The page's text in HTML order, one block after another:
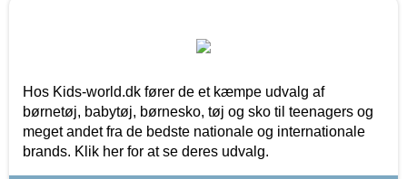
Hos Kids-world.dk fører de et kæmpe udvalg af
børnetøj, babytøj, børnesko, tøj og sko til teenagers og
meget andet fra de bedste nationale og internationale
brands. Klik her for at se deres udvalg.